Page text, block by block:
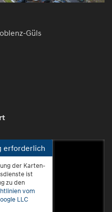
Güls
Güls
erforderlich
der Karten-
ist
zu den
vom
LLC